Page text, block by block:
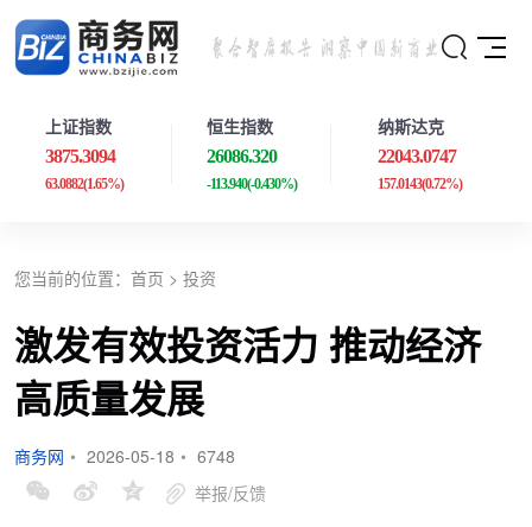
上证指数
3875.3094
63.0882(1.65%)
恒生指数
26086.320
-113.940(-0.430%)
纳斯达克
22043.0747
157.0143(0.72%)
您当前的位置： 首页 > 投资
激发有效投资活力 推动经济
高质量发展
商务网 • 2026-05-18 • 6748
举报/反馈